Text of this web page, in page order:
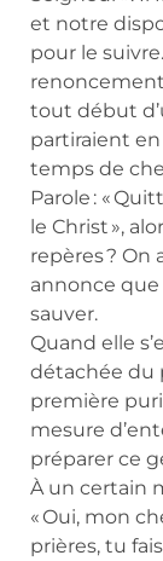
et notre
pour le
renoncement
tout début
partiraient
temps de
Parole : «
le Christ »,
repères ? On
annonce
sauver.
Quand elle
détachée du
première
mesure
préparer ce
À un certain
« Oui, mon
prières, tu